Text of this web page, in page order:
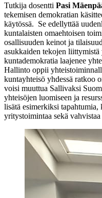
Tutkija dosentti Pasi
tekemisen demokratian
käytössä. Se edellyttää
kuntalaisten omaehtoisen
osallisuuden keinot ja
asukkaiden tekojen
kuntademokratia laajenee
Hallinto oppii
kuntayhteisö yhdessä ratkoo
voisi muuttua Sallivaksi
yhteisöjen luomiseen ja
lisätä esimerkiksi
yritystoimintaa sekä